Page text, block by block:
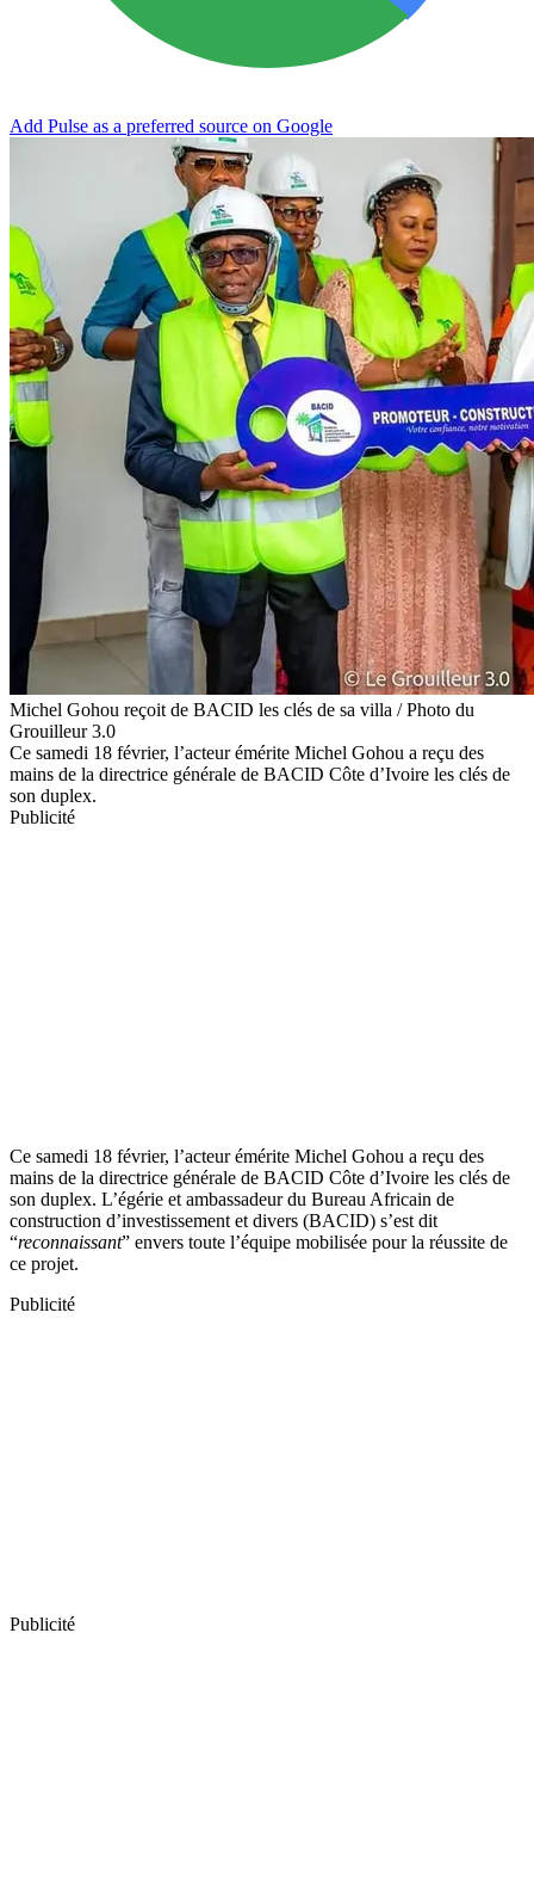
Add Pulse as a preferred source on Google
Michel Gohou reçoit de BACID les clés de sa villa / Photo du
Grouilleur 3.0
Ce samedi 18 février, l’acteur émérite Michel Gohou a reçu des
mains de la directrice générale de BACID Côte d’Ivoire les clés de
son duplex.
Publicité
Ce samedi 18 février, l’acteur émérite Michel Gohou a reçu des
mains de la directrice générale de BACID Côte d’Ivoire les clés de
son duplex. L’égérie et ambassadeur du Bureau Africain de
construction d’investissement et divers (BACID) s’est dit
“reconnaissant” envers toute l’équipe mobilisée pour la réussite de
ce projet.
Publicité
Publicité